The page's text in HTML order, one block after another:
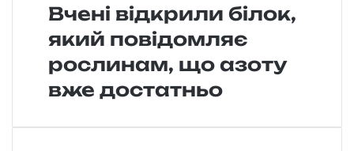
Вчені відкрили білок,
який повідомляє
рослинам, що азоту
вже достатньо